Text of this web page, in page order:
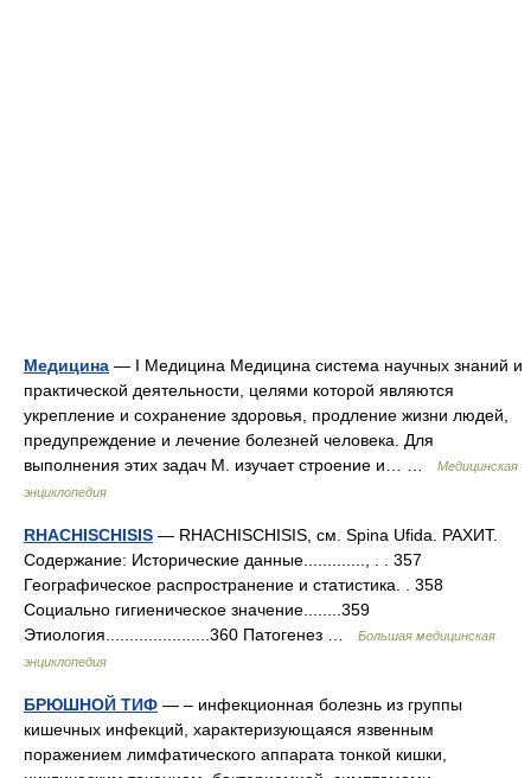
Медицина — I Медицина Медицина система научных знаний и
практической деятельности, целями которой являются
укрепление и сохранение здоровья, продление жизни людей,
предупреждение и лечение болезней человека. Для
выполнения этих задач М. изучает строение и… …
Медицинская
энциклопедия
RHACHISCHISIS — RHACHISCHISIS, см. Spina Ufida. РАХИТ.
Содержание: Исторические данные............., . . 357
Географическое распространение и статистика. . 358
Социально гигиеническое значение........359
Этиология......................360 Патогенез …
Большая медицинская
энциклопедия
БРЮШНОЙ ТИФ — – инфекционная болезнь из группы
кишечных инфекций, характеризующаяся язвенным
поражением лимфатического аппарата тонкой кишки,